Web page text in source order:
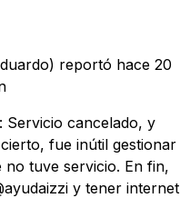
reportó hace 20
Servicio cancelado, y
fue inútil gestionar
no tuve servicio. En fin,
y tener internet